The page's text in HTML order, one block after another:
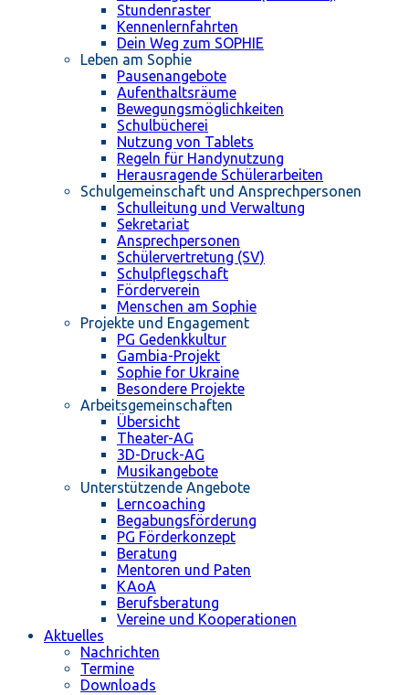
Stundenraster
Kennenlernfahrten
Dein Weg zum SOPHIE
Leben am Sophie
Pausenangebote
Aufenthaltsräume
Bewegungsmöglichkeiten
Schulbücherei
Nutzung von Tablets
Regeln für Handynutzung
Herausragende Schülerarbeiten
Schulgemeinschaft und Ansprechpersonen
Schulleitung und Verwaltung
Sekretariat
Ansprechpersonen
Schülervertretung (SV)
Schulpflegschaft
Förderverein
Menschen am Sophie
Projekte und Engagement
PG Gedenkkultur
Gambia-Projekt
Sophie for Ukraine
Besondere Projekte
Arbeitsgemeinschaften
Übersicht
Theater-AG
3D-Druck-AG
Musikangebote
Unterstützende Angebote
Lerncoaching
Begabungsförderung
PG Förderkonzept
Beratung
Mentoren und Paten
KAoA
Berufsberatung
Vereine und Kooperationen
Aktuelles
Nachrichten
Termine
Downloads